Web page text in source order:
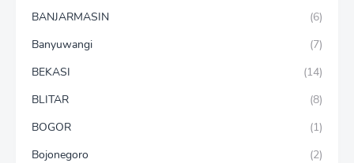
BANJARMASIN
(6)
Banyuwangi
(7)
BEKASI
(14)
BLITAR
(8)
BOGOR
(1)
Bojonegoro
(2)